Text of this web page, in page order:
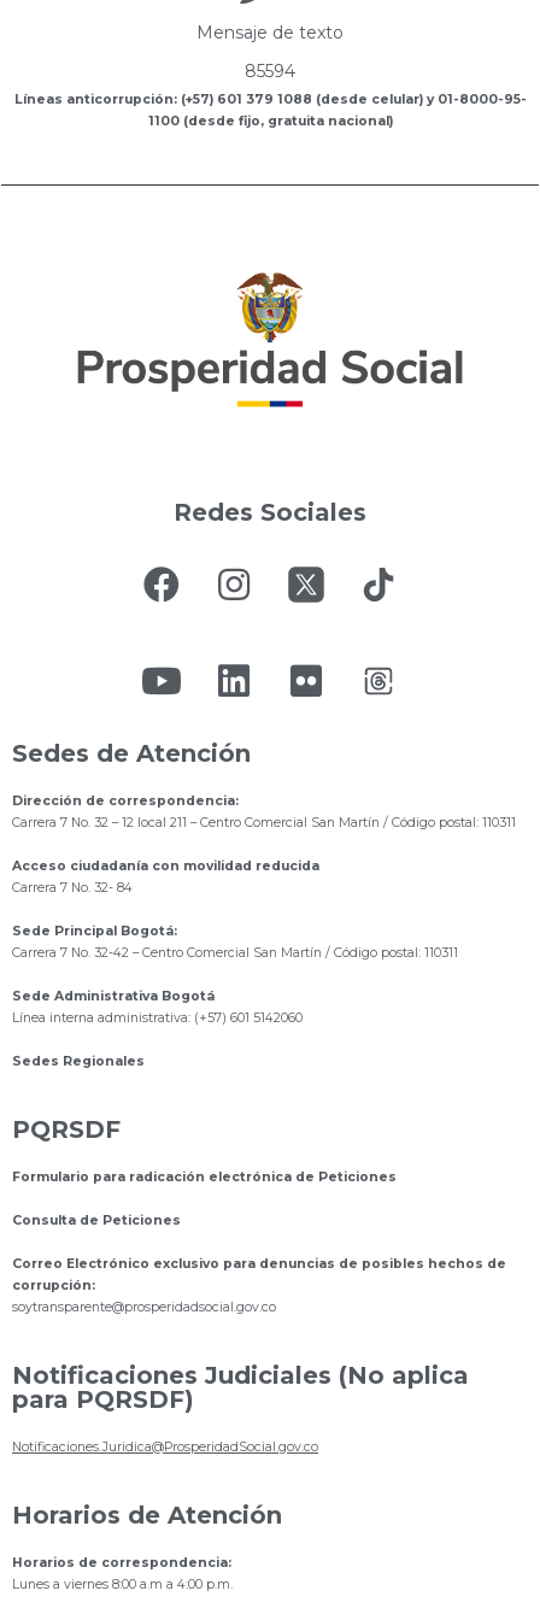
Mensaje de texto
85594
Líneas anticorrupción: (+57) 601 379 1088 (desde celular) y 01-8000-95-
1100 (desde fijo, gratuita nacional)
Redes Sociales
Sedes de Atención
Dirección de correspondencia:
Carrera 7 No. 32 – 12 local 211 – Centro Comercial San Martín / Código postal: 110311
Acceso ciudadanía con movilidad reducida
Carrera 7 No. 32- 84
Sede Principal Bogotá:
Carrera 7 No. 32-42 – Centro Comercial San Martín / Código postal: 110311
Sede Administrativa Bogotá
Línea interna administrativa: (+57) 601 5142060
Sedes Regionales
PQRSDF
Formulario para radicación electrónica de Peticiones
Consulta de Peticiones
Correo Electrónico exclusivo para denuncias de posibles hechos de
corrupción:
soytransparente@prosperidadsocial.gov.co
Notificaciones Judiciales (No aplica
para PQRSDF)
Notificaciones.Juridica@ProsperidadSocial.gov.co
Horarios de Atención
Horarios de correspondencia:
Lunes a viernes 8:00 a.m a 4:00 p.m.